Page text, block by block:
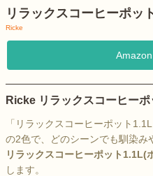
リラックスコーヒーポッ
Ricke
Ricke リラックスコーヒー
「リラックスコーヒーポット
の2色で、どのシーンでも馴染み
リラックスコーヒーポット1.1L(
します。